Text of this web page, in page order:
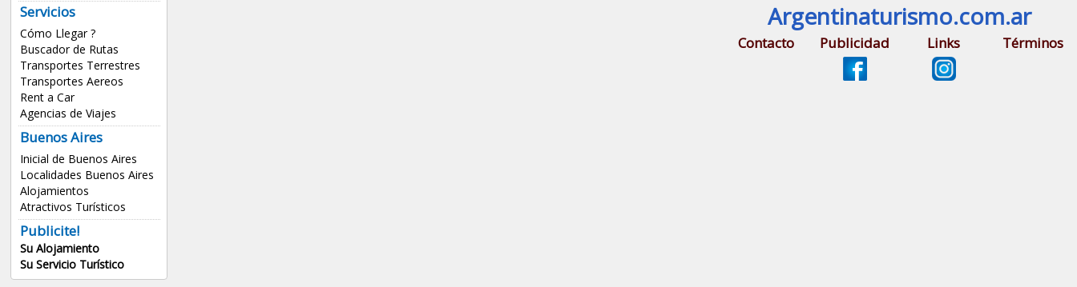
Servicios
Cómo Llegar ?
Buscador de Rutas
Transportes Terrestres
Transportes Aereos
Rent a Car
Agencias de Viajes
Buenos Aires
Inicial de Buenos Aires
Localidades Buenos Aires
Alojamientos
Atractivos Turísticos
Publicite!
Su Alojamiento
Su Servicio Turístico
Argentinaturismo.com.ar
Contacto Publicidad Links Términos